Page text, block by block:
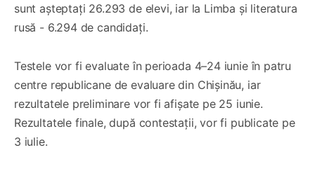
sunt așteptați 26.293 de elevi, iar la Limba și literatura
rusă - 6.294 de candidați.
Testele vor fi evaluate în perioada 4–24 iunie în patru
centre republicane de evaluare din Chișinău, iar
rezultatele preliminare vor fi afișate pe 25 iunie.
Rezultatele finale, după contestații, vor fi publicate pe
3 iulie.